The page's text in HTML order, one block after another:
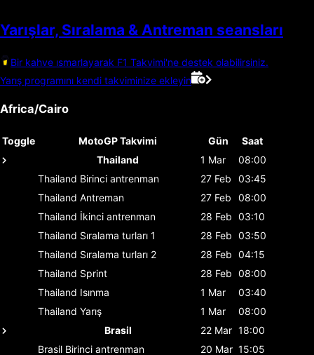
Yarışlar, Sıralama & Antreman seansları
Bir kahve ısmarlayarak F1 Takvimi'ne destek olabilirsiniz.
Yarış programını kendi takviminize ekleyin
Africa/Cairo
Toggle MotoGP Takvimi Gün
Saat
Thailand
1 Mar
08:00
Thailand Birinci antrenman 27 Feb
03:45
Thailand Antreman 27 Feb
08:00
Thailand İkinci antrenman 28 Feb 03:10
Thailand Sıralama turları 1 28 Feb 03:50
Thailand Sıralama turları 2 28 Feb 04:15
Thailand Sprint 28 Feb 08:00
Thailand Isınma 1 Mar
03:40
Thailand Yarış 1 Mar
08:00
Brasil
22 Mar 18:00
Brasil Birinci antrenman 20 Mar 15:05